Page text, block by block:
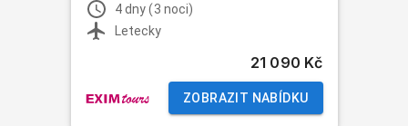
4 dny (3 noci)
Letecky
21 090 Kč
ZOBRAZIT NABÍDKU